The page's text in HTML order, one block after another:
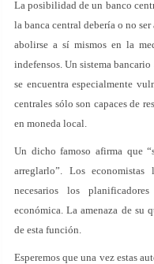
La posibilidad de un banco
la banca central debería o no
abolirse a sí mismos en la
indefensos. Un sistema
se encuentra especialmente
centrales sólo son capaces de
en moneda local.
Un dicho famoso afirma que
arreglarlo”. Los
necesarios los
económica. La amenaza de su
de esta función.
Esperemos que una vez estas